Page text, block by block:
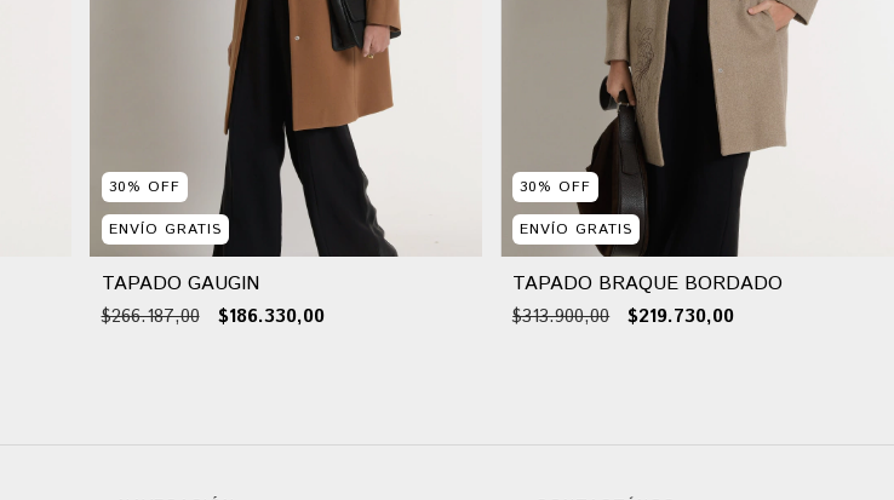
30% OFF
ENVÍO GRATIS
TAPADO GAUGIN
$266.187,00 $186.330,00
30%OFF
ENVÍO GRATIS
TAPADO BRAQUE BORDADO
$313.900,00 $219.730,00